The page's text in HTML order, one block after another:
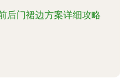
后门裙边方案详细攻略